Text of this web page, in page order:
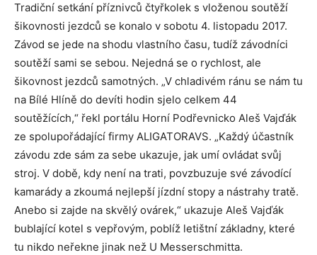
Tradiční setkání příznivců čtyřkolek s vloženou soutěží
šikovnosti jezdců se konalo v sobotu 4. listopadu 2017.
Závod se jede na shodu vlastního času, tudíž závodníci
soutěží sami se sebou. Nejedná se o rychlost, ale
šikovnost jezdců samotných. „V chladivém ránu se nám tu
na Bílé Hlíně do devíti hodin sjelo celkem 44
soutěžících,“ řekl portálu Horní Podřevnicko Aleš Vajďák
ze spolupořádající firmy ALIGATORAVS. „Každý účastník
závodu zde sám za sebe ukazuje, jak umí ovládat svůj
stroj. V době, kdy není na trati, povzbuzuje své závodící
kamarády a zkoumá nejlepší jízdní stopy a nástrahy tratě.
Anebo si zajde na skvělý ovárek,“ ukazuje Aleš Vajďák
bublající kotel s vepřovým, poblíž letištní základny, které
tu nikdo neřekne jinak než U Messerschmitta.